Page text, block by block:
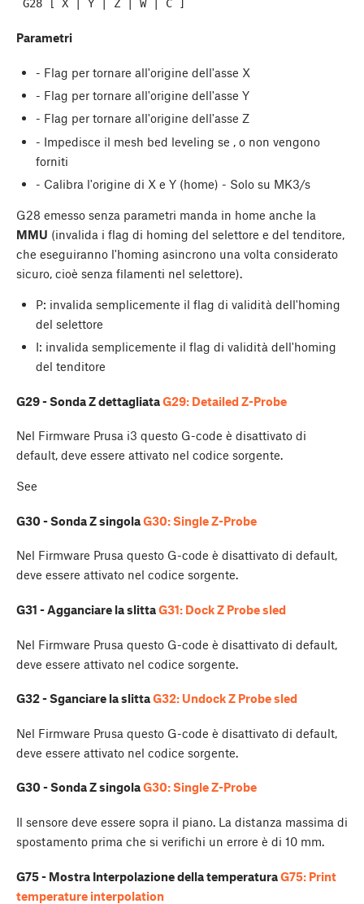
Parametri
- Flag per tornare all'origine dell'asse X
- Flag per tornare all'origine dell'asse Y
- Flag per tornare all'origine dell'asse Z
- Impedisce il mesh bed leveling se , o non vengono
forniti
- Calibra l'origine di X e Y (home) - Solo su MK3/s
G28 emesso senza parametri manda in home anche la
MMU (invalida i flag di homing del selettore e del tenditore,
che eseguiranno l'homing asincrono una volta considerato
sicuro, cioè senza filamenti nel selettore).
P: invalida semplicemente il flag di validità dell'homing
del selettore
I: invalida semplicemente il flag di validità dell'homing
del tenditore
G29 - Sonda Z dettagliataG29: Detailed Z-Probe
Nel Firmware Prusa i3 questo G-code è disattivato di
default, deve essere attivato nel codice sorgente.
See
G30 - Sonda Z singolaG30: Single Z-Probe
Nel Firmware Prusa questo G-code è disattivato di default,
deve essere attivato nel codice sorgente.
G31 - Agganciare la slittaG31: Dock Z Probe sled
Nel Firmware Prusa questo G-code è disattivato di default,
deve essere attivato nel codice sorgente.
G32 - Sganciare la slittaG32: Undock Z Probe sled
Nel Firmware Prusa questo G-code è disattivato di default,
deve essere attivato nel codice sorgente.
G30 - Sonda Z singolaG30: Single Z-Probe
Il sensore deve essere sopra il piano. La distanza massima di
spostamento prima che si verifichi un errore è di 10 mm.
G75 - Mostra Interpolazione della temperaturaG75: Print
temperature interpolation